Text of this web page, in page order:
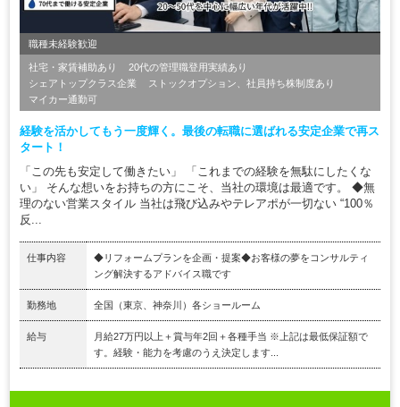
職種未経験歓迎
社宅・家賃補助あり
20代の管理職登用実績あり
シェアトップクラス企業
ストックオプション、社員持ち株制度あり
マイカー通勤可
経験を活かしてもう一度輝く。最後の転職に選ばれる安定企業で再ス
タート！
「この先も安定して働きたい」 「これまでの経験を無駄にしたくな
い」 そんな想いをお持ちの方にこそ、当社の環境は最適です。 ◆無
理のない営業スタイル 当社は飛び込みやテレアポが一切ない “100％
反...
仕事内容
◆リフォームプランを企画・提案◆お客様の夢をコンサルティ
ング解決するアドバイス職です
勤務地 全国（東京、神奈川）各ショールーム
給与
月給27万円以上＋賞与年2回＋各種手当 ※上記は最低保証額で
す。経験・能力を考慮のうえ決定します...